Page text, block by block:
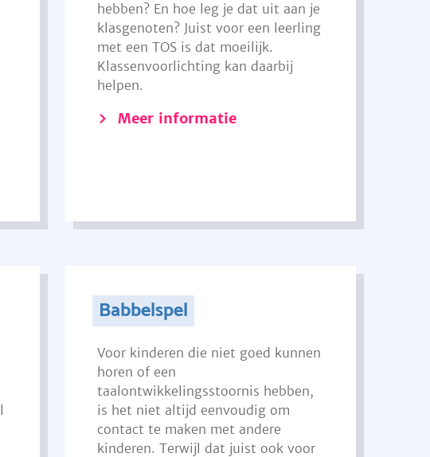
hebben? En hoe leg je dat uit aan je
klasgenoten? Juist voor een leerling
met een TOS is dat moeilijk.
Klassenvoorlichting kan daarbij
helpen.
Meer informatie
Babbelspel
Voor kinderen die niet goed kunnen
horen of een
taalontwikkelingsstoornis hebben,
is het niet altijd eenvoudig om
contact te maken met andere
kinderen. Terwijl dat juist ook voor